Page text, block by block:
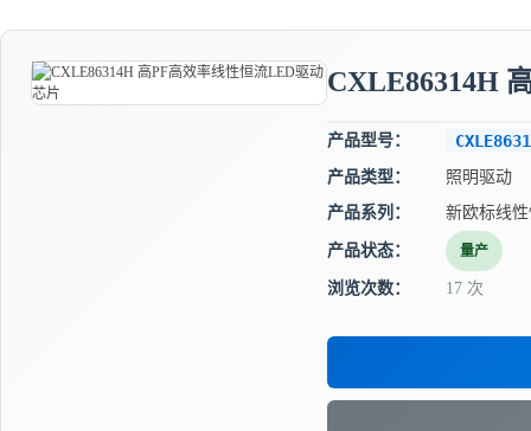
CXLE86314H
产品型号：
产品类型：
照明驱动
产品系列：
新欧标线
产品状态： 量产
浏览次数： 17 次